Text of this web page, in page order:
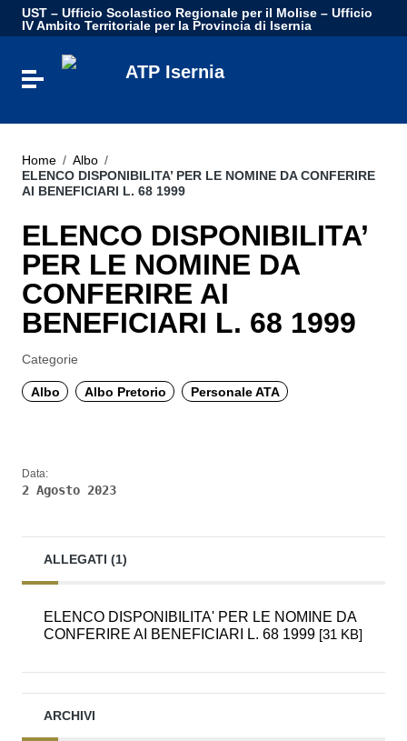
Vai ai contenuti
Vai al menu di navigazione
UST – Ufficio Scolastico Regionale per il Molise – Ufficio
IV Ambito Territoriale per la Provincia di Isernia
Attiva / disattiva la navigazione
ATP Isernia
Home / Albo /
ELENCO DISPONIBILITA’ PER LE NOMINE DA CONFERIRE
AI BENEFICIARI L. 68 1999
ELENCO DISPONIBILITA’
PER LE NOMINE DA
CONFERIRE AI
BENEFICIARI L. 68 1999
Categorie
Albo Albo Pretorio Personale ATA
Data:
2 Agosto 2023
ALLEGATI (1)
ELENCO DISPONIBILITA' PER LE NOMINE DA
CONFERIRE AI BENEFICIARI L. 68 1999 [31 KB]
ARCHIVI